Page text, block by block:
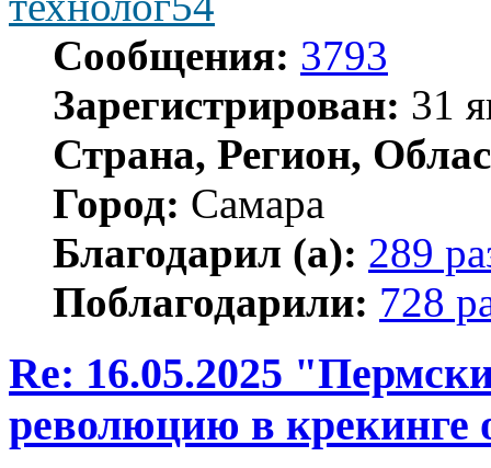
Сообщения: 3793
Зарегистрирован: 31
Страна, Регион,
Город: Самара
Благодарил (а): 289
Поблагодарили: 728
Re: 16.05.2025
революцию в крекинге